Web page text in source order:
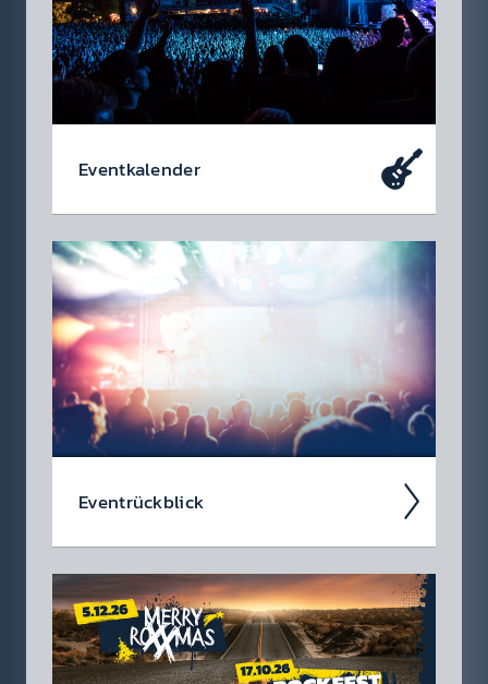
Event­kalen­der
Da soll­test du dabei sein – oder zu­mindest
so tun als ob. Die wir­klich coolen Events, die
du dir heute schon in den Kalen­der ein­tragen
soll­test.
Event­rück­blick
Wir blicken auf coole 88.6 Events zurück.